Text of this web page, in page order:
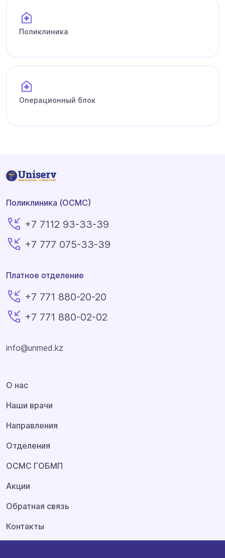
Поликлиника
Операционный блок
Поликлиника (ОСМС)
+7 7112 93-33-39
+7 777 075-33-39
Платное отделение
+7 771 880-20-20
+7 771 880-02-02
info@unmed.kz
О нас
Наши врачи
Направления
Отделения
ОСМС ГОБМП
Акции
Обратная связь
Контакты